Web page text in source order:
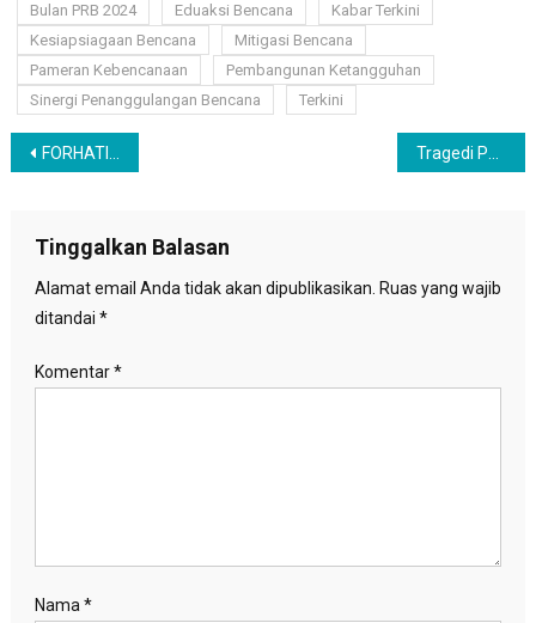
Bulan PRB 2024
Eduaksi Bencana
Kabar Terkini
Kesiapsiagaan Bencana
Mitigasi Bencana
Pameran Kebencanaan
Pembangunan Ketangguhan
Sinergi Penanggulangan Bencana
Terkini
Navigasi
FORHATI Nasional Nilai Kebijakan “Copot Jilbab” Paskibraka 2024 sebagai Tindakan Tidak Pancasilais
Tinggalkan Balasan
Alamat email Anda tidak akan dipublikasikan. Ruas yang wajib
ditandai *
Komentar*
Nama *